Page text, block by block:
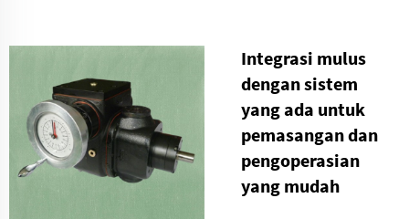
Integrasi mulus
dengan sistem
yang ada untuk
pemasangan dan
pengoperasian
yang mudah